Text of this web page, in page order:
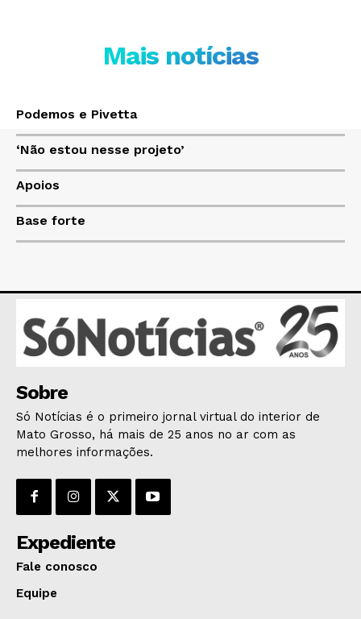
JUNTE-SE NO WHATSAPP
ECONOMIA
OPINIÃO
GERAL
SAÚDE
AGRONOTÍCIAS
ÚLTIMAS NOTÍCIAS
Mais notícias
Podemos e Pivetta
‘Não estou nesse projeto’
Apoios
Base forte
Sobre
Só Notícias é o primeiro jornal virtual do interior de
Mato Grosso, há mais de 25 anos no ar com as
melhores informações.
Expediente
Fale conosco
Equipe